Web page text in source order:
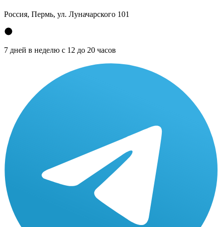
Россия, Пермь, ул. Луначарского 101
7 дней в неделю с 12 до 20 часов